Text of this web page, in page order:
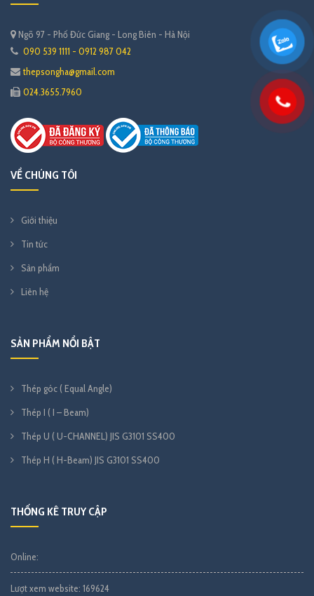
Ngõ 97 - Phố Đức Giang - Long Biên - Hà Nội
090 539 1111 - 0912 987 042
thepsongha@gmail.com
024.3655.7960
VỀ CHÚNG TÔI
Giới thiệu
Tin tức
Sản phẩm
Liên hệ
SẢN PHẨM NỔI BẬT
Thép góc ( Equal Angle)
Thép I ( I – Beam)
Thép U ( U-CHANNEL) JIS G3101 SS400
Thép H ( H-Beam) JIS G3101 SS400
THỐNG KÊ TRUY CẬP
Online:
Lượt xem website: 169624